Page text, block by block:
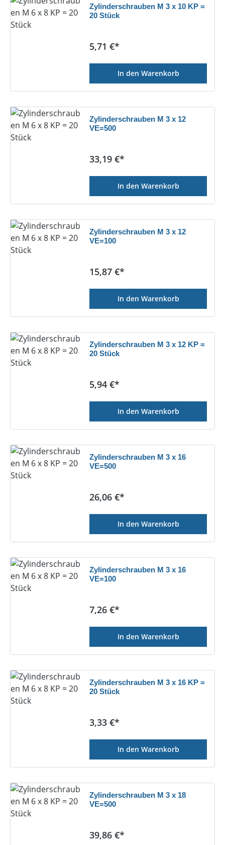
Zylinderschrauben M 3 x 10 KP =
20 Stück
Regulärer Preis:
5,71 €*
In den Warenkorb
Zylinderschrauben M 3 x 12
VE=500
Regulärer Preis:
33,19 €*
In den Warenkorb
Zylinderschrauben M 3 x 12
VE=100
Regulärer Preis:
15,87 €*
In den Warenkorb
Zylinderschrauben M 3 x 12 KP =
20 Stück
Regulärer Preis:
5,94 €*
In den Warenkorb
Zylinderschrauben M 3 x 16
VE=500
Regulärer Preis:
26,06 €*
In den Warenkorb
Zylinderschrauben M 3 x 16
VE=100
Regulärer Preis:
7,26 €*
In den Warenkorb
Zylinderschrauben M 3 x 16 KP =
20 Stück
Regulärer Preis:
3,33 €*
In den Warenkorb
Zylinderschrauben M 3 x 18
VE=500
Regulärer Preis:
39,86 €*